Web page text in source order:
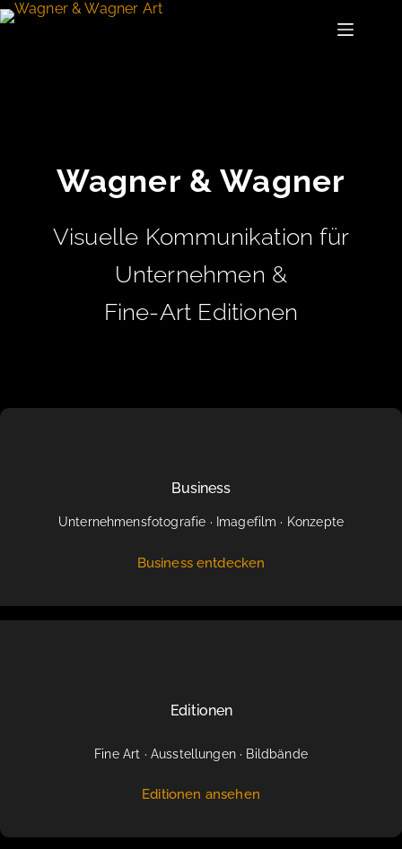
Zum
Wagner & Wagner
Visuelle Kommunikation für
Unternehmen &
Fine-Art Editionen
Business
Unternehmensfotografie · Imagefilm · Konzepte
Business entdecken
Editionen
Fine Art · Ausstellungen · Bildbände
Editionen ansehen